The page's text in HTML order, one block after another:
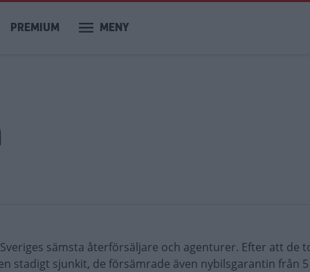
PREMIUM MENY
sämsta återförsäljare och agenturer. Efter att de
stadigt sjunkit, de försämrade även nybilsgarantin från